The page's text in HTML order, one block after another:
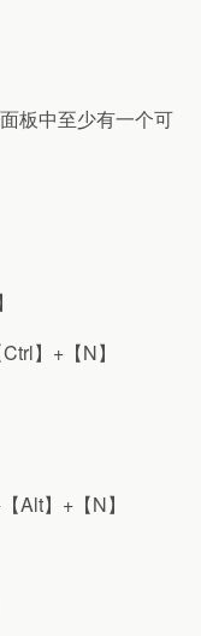
板中至少有一个可
】+【N】
】+【N】